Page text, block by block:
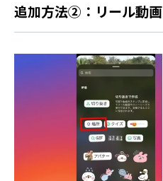
追加方法②：リール動画